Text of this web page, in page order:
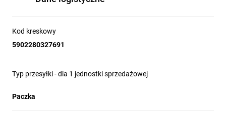
Kod kreskowy
5902280327691
Typ przesyłki - dla 1 jednostki sprzedażowej
Paczka